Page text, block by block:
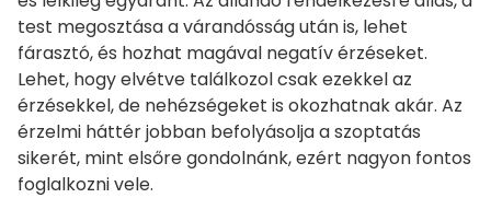
test megosztása a várandósság után is, lehet
fárasztó, és hozhat magával negatív érzéseket.
Lehet, hogy elvétve találkozol csak ezekkel az
érzésekkel, de nehézségeket is okozhatnak akár. Az
érzelmi háttér jobban befolyásolja a szoptatás
sikerét, mint elsőre gondolnánk, ezért nagyon fontos
foglalkozni vele.